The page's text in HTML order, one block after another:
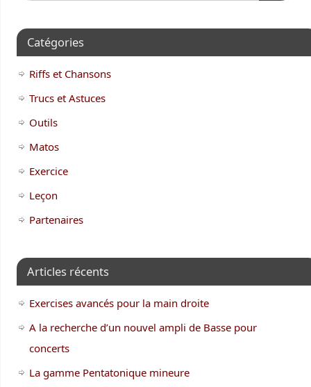
Catégories
Riffs et Chansons
Trucs et Astuces
Outils
Matos
Exercice
Leçon
Partenaires
Articles récents
Exercises avancés pour la main droite
A la recherche d’un nouvel ampli de Basse pour
concerts
La gamme Pentatonique mineure